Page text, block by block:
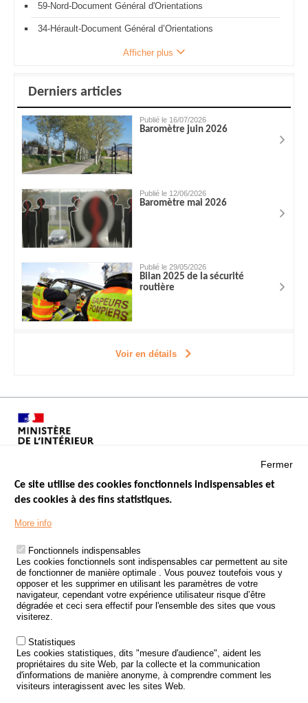
59-Nord-Document Général d'Orientations
34-Hérault-Document Général d’Orientations
Afficher plus
Derniers articles
Publié le 16/07/2026
Baromètre juin 2026
Publié le 12/06/2026
Baromètre mai 2026
Publié le 29/05/2026
Bilan 2025 de la sécurité
routière
Voir en détails
Menu
Footer
LES SITES PUBLICS
ÉTAT DE L’INSÉCURITÉ ROUTIÈRE
TRAITEMENT DES DONNÉES PERSONNELLES DES ACCIDENTS DE
LA ROUTE
ETUDES ET RECHERCHES
APPEL À PROJETS
POLITIQUE DE SÉCURITÉ ROUTIÈRE
Outils
AGENDA
Fermer
Ce site utilise des cookies fonctionnels indispensables et
des cookies à des fins statistiques.
More info
Fonctionnels indispensables
Les cookies fonctionnels sont indispensables car permettent au site
de fonctionner de manière optimale . Vous pouvez toutefois vous y
opposer et les supprimer en utilisant les paramètres de votre
navigateur, cependant votre expérience utilisateur risque d’être
dégradée et ceci sera effectif pour l'ensemble des sites que vous
visiterez.
Statistiques
Les cookies statistiques, dits "mesure d'audience", aident les
propriétaires du site Web, par la collecte et la communication
d'informations de manière anonyme, à comprendre comment les
visiteurs interagissent avec les sites Web.